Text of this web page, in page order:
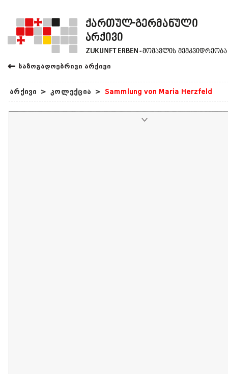
← საზოგადოებრივი არქივი
არქივი > კოლექცია > Sammlung von Maria Herzfeld